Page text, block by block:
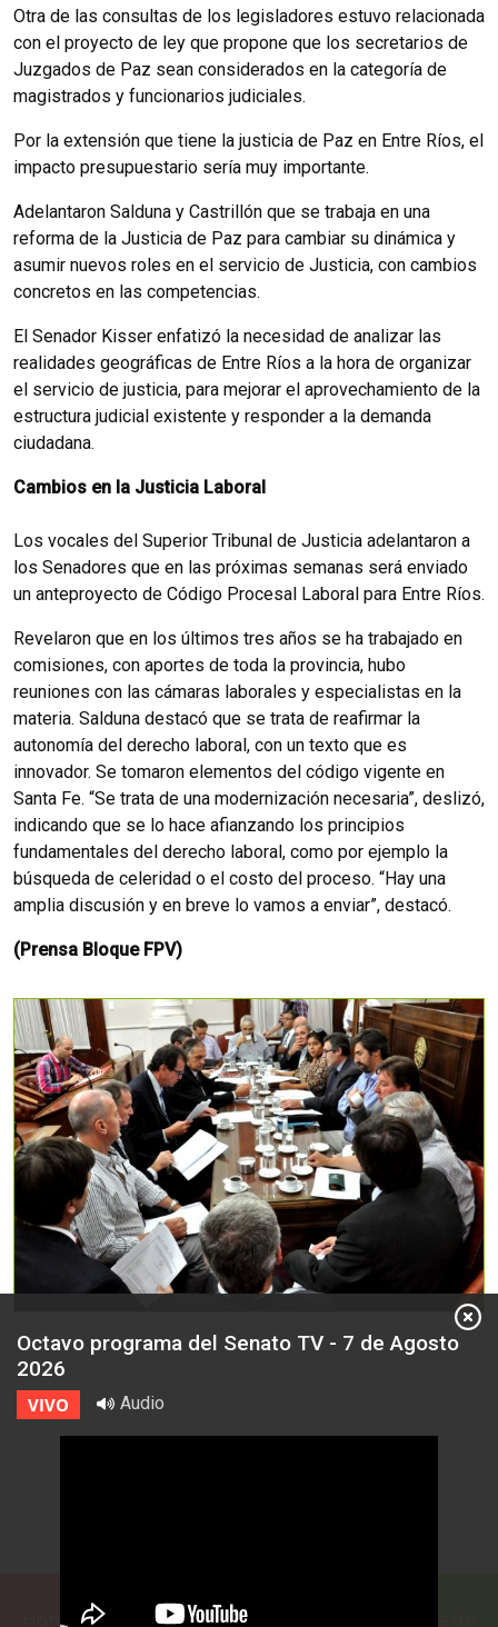
Otra de las consultas de los legisladores estuvo relacionada
con el proyecto de ley que propone que los secretarios de
Juzgados de Paz sean considerados en la categoría de
magistrados y funcionarios judiciales.
Por la extensión que tiene la justicia de Paz en Entre Ríos, el
impacto presupuestario sería muy importante.
Adelantaron Salduna y Castrillón que se trabaja en una
reforma de la Justicia de Paz para cambiar su dinámica y
asumir nuevos roles en el servicio de Justicia, con cambios
concretos en las competencias.
El Senador Kisser enfatizó la necesidad de analizar las
realidades geográficas de Entre Ríos a la hora de organizar
el servicio de justicia, para mejorar el aprovechamiento de la
estructura judicial existente y responder a la demanda
ciudadana.
Cambios en la Justicia Laboral
Los vocales del Superior Tribunal de Justicia adelantaron a
los Senadores que en las próximas semanas será enviado
un anteproyecto de Código Procesal Laboral para Entre Ríos.
Revelaron que en los últimos tres años se ha trabajado en
comisiones, con aportes de toda la provincia, hubo
reuniones con las cámaras laborales y especialistas en la
materia. Salduna destacó que se trata de reafirmar la
autonomía del derecho laboral, con un texto que es
innovador. Se tomaron elementos del código vigente en
Santa Fe. “Se trata de una modernización necesaria”, deslizó,
indicando que se lo hace afianzando los principios
fundamentales del derecho laboral, como por ejemplo la
búsqueda de celeridad o el costo del proceso. “Hay una
amplia discusión y en breve lo vamos a enviar”, destacó.
(Prensa Bloque FPV)
Honorable Cámara de Senadores de la Provincia de
Octavo programa del Senato TV - 7 de Agosto
2026
VIVO Audio